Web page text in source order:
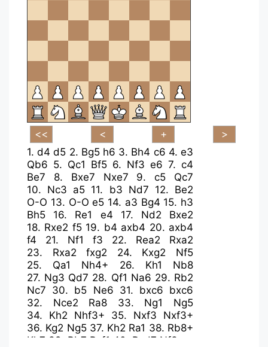
1.d4 d5 2. Bg5 h6 3. Bh4 c6 4.e3
Qb6 5. Qc1 Bf5 6. Nf3 e6 7. c4
Be7
8. Bxe7 Nxe7 9.c5
Qc7
10. Nc3 a5 11. b3 Nd7 12. Be2
O-O 13. O-O e5 14. a3 Bg4 15. h3
Bh5
16. Re1 e4 17. Nd2
Bxe2
18. Rxe2 f5 19. b4 axb4 20. axb4
f4
21. Nf1 f3 22. Rea2
Rxa2
23. Rxa2 fxg2 24. Kxg2
Nf5
25. Qa1 Nh4+ 26. Kh1
Nb8
27. Ng3 Qd7 28. Qf1 Na6 29. Rb2
Nc7 30. b5 Ne6 31. bxc6 bxc6
32. Nce2 Ra8 33. Ng1
Ng5
34. Kh2 Nhf3+ 35. Nxf3
Nxf3+
36. Kg2 Ng5 37. Kh2 Ra1 38. Rb8+
Kh7 39. Rb7 Rxf1 40. Rxd7 Nf3+